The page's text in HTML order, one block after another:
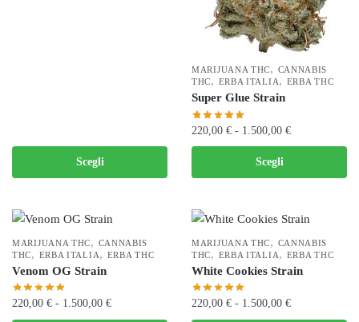
nella
pagina
prodotto
Scegli
nella
del
prodotto
MARIJUANA THC, CANNABIS
THC, ERBA ITALIA, ERBA THC
Super Glue Strain
220,00 € - 1.500,00 €Fascia
di
a
Scegli
prodotto
più
Le
opzioni
possono
essere
MARIJUANA THC, CANNABIS
THC, ERBA ITALIA, ERBA THC
Venom OG Strain
220,00 € - 1.500,00 €Fascia
MARIJUANA THC, CANNABIS
THC, ERBA ITALIA, ERBA THC
White Cookies Strain
220,00 € - 1.500,00 €Fascia